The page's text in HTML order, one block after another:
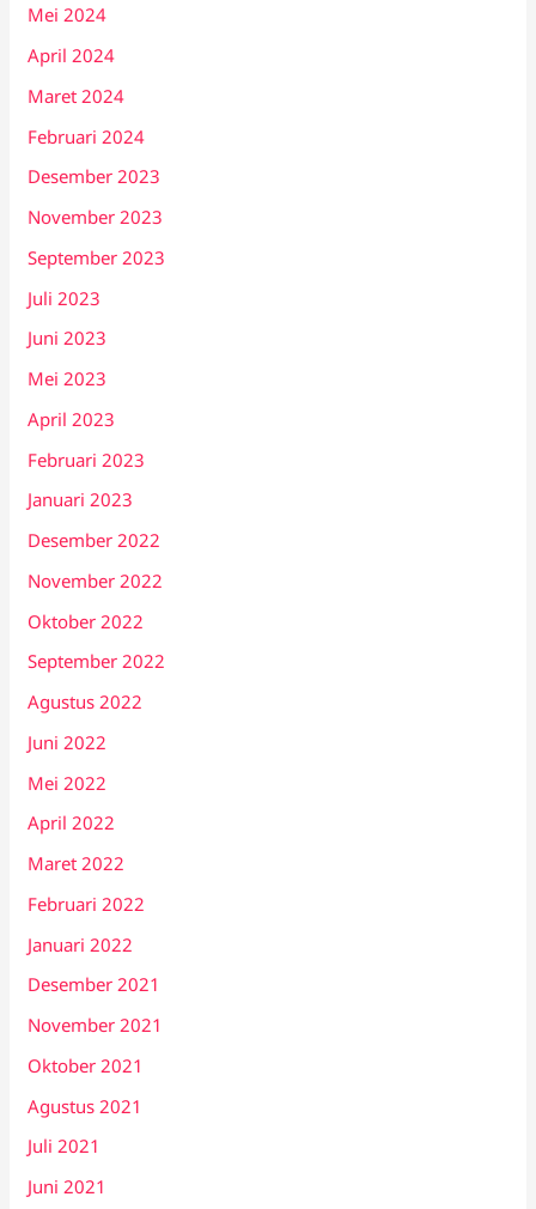
Mei 2024
April 2024
Maret 2024
Februari 2024
Desember 2023
November 2023
September 2023
Juli 2023
Juni 2023
Mei 2023
April 2023
Februari 2023
Januari 2023
Desember 2022
November 2022
Oktober 2022
September 2022
Agustus 2022
Juni 2022
Mei 2022
April 2022
Maret 2022
Februari 2022
Januari 2022
Desember 2021
November 2021
Oktober 2021
Agustus 2021
Juli 2021
Juni 2021